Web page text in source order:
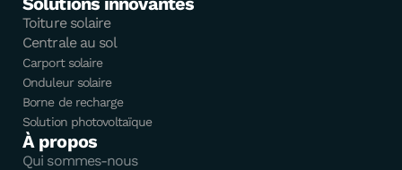
Toiture solaire
Centrale au sol
Carport solaire
Onduleur solaire
Borne de recharge
Solution photovoltaïque
À propos
Qui sommes-nous